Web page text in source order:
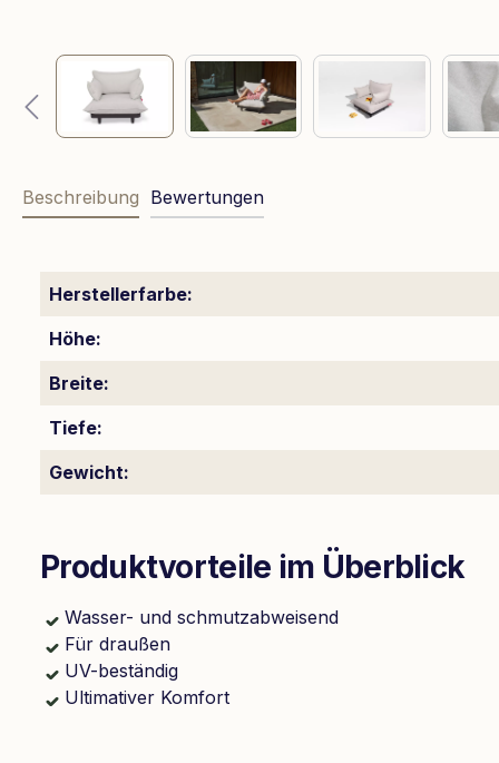
Beschreibung Bewertungen
Herstellerfarbe:
Höhe:
Breite:
Tiefe:
Gewicht:
Produktvorteile im Überblick
Wasser- und schmutzabweisend
Für draußen
UV-beständig
Ultimativer Komfort